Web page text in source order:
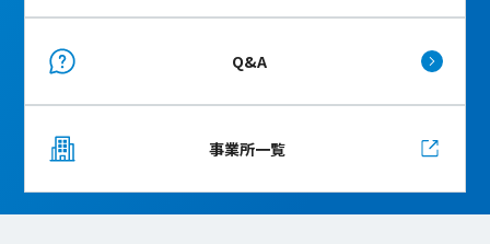
Q&A
事業所一覧